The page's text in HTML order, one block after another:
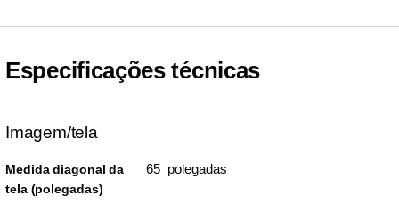
Especificações técnicas
Imagem/tela
Medida diagonal da
tela (polegadas)
65 polegadas